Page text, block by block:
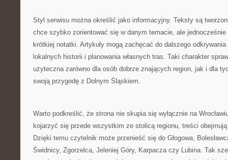
Styl serwisu można określić jako informacyjny. Teksty są
chce szybko zorientować się w danym temacie, ale
krótkiej notatki. Artykuły mogą zachęcać do dalszego
lokalnych historii i planowania własnych tras. Taki charakter
użyteczna zarówno dla osób dobrze znających region, jak i dla
swoją przygodę z Dolnym Śląskiem.
Warto podkreślić, że strona nie skupia się wyłącznie na
kojarzyć się przede wszystkim ze stolicą regionu, treści
Dzięki temu czytelnik może przenieść się do Głogowa,
Świdnicy, Zgorzelca, Jeleniej Góry, Karpacza czy Lubina. Tak